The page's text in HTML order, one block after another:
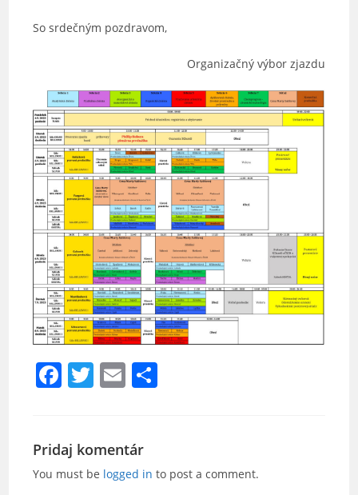
So srdečným pozdravom,
Organizačný výbor zjazdu
F
e
b
T
er
E
l
Pridaj komentár
You must be logged in to post a comment.